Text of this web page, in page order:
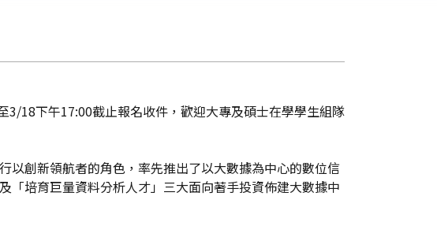
18下午17:00截止報名收件，歡迎大專及碩士在學學生組隊
以創新領航者的角色，率先推出了以大數據為中心的數位信
「培育巨量資料分析人才」三大面向著手投資佈建大數據中